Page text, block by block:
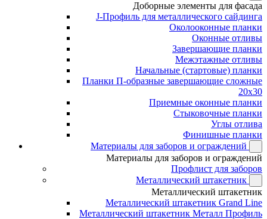
Доборные элементы для фасада
J-Профиль для металлического сайдинга
Околооконные планки
Оконные отливы
Завершающие планки
Межэтажные отливы
Начальные (стартовые) планки
Планки П-образные завершающие сложные
20x30
Приемные оконные планки
Стыковочные планки
Углы отлива
Финишные планки
Материалы для заборов и ограждений
Материалы для заборов и ограждений
Профлист для заборов
Металлический штакетник
Металлический штакетник
Металлический штакетник Grand Line
Металлический штакетник Металл Профиль